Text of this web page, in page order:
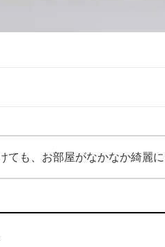
ても、お部屋がなかなか綺麗